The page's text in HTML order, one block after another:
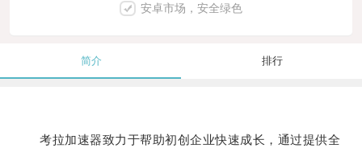
安卓市场，安全绿色
简介 排行
考拉加速器致力于帮助初创企业快速成长，通过提供全